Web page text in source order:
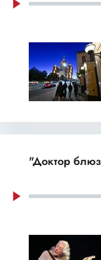
"Доктор